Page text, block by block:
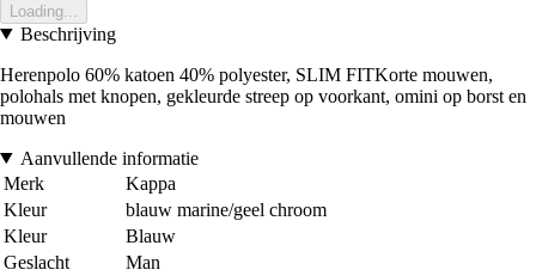
Loading...
Beschrijving
Herenpolo 60% katoen 40% polyester, SLIM FITKorte mouwen,
polohals met knopen, gekleurde streep op voorkant, omini op borst en
mouwen
Aanvullende informatie
Merk
Kappa
Kleur
blauw marine/geel chroom
Kleur
Blauw
Geslacht
Man